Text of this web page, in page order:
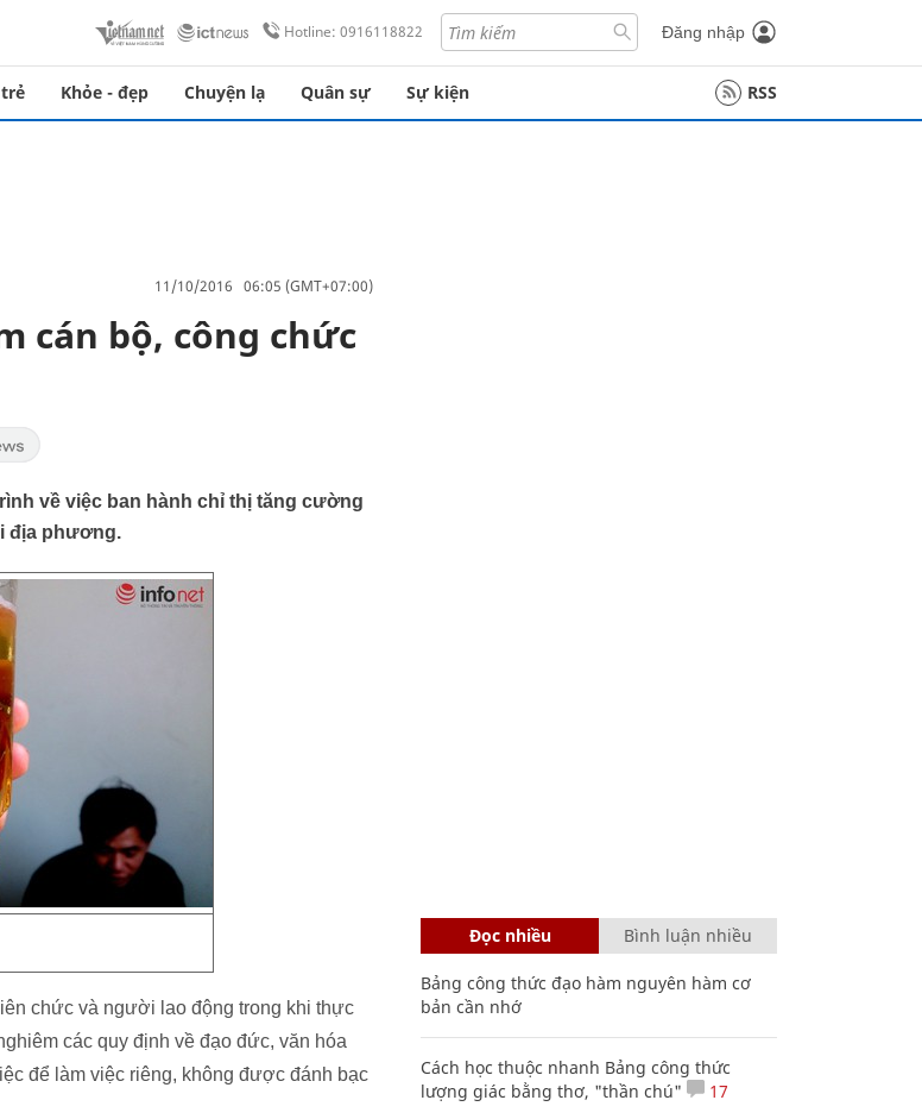
Hotline: 0916118822 Đăng nhập
Khỏe - đẹp Chuyện lạ Quân sự Sự kiện RSS
11/10/2016 06:05 (GMT+07:00)
cán bộ, công chức
về việc ban hành chỉ thị tăng cường
địa phương.
chức và người lao động trong khi thực
các quy định về đạo đức, văn hóa
để làm việc riêng, không được đánh bạc
Đọc nhiều Bình luận nhiều
Bảng công thức đạo hàm nguyên hàm cơ
bản cần nhớ
Cách học thuộc nhanh Bảng công thức
lượng giác bằng thơ, "thần chú"
17